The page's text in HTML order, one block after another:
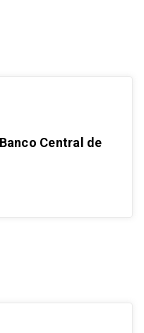
Central de